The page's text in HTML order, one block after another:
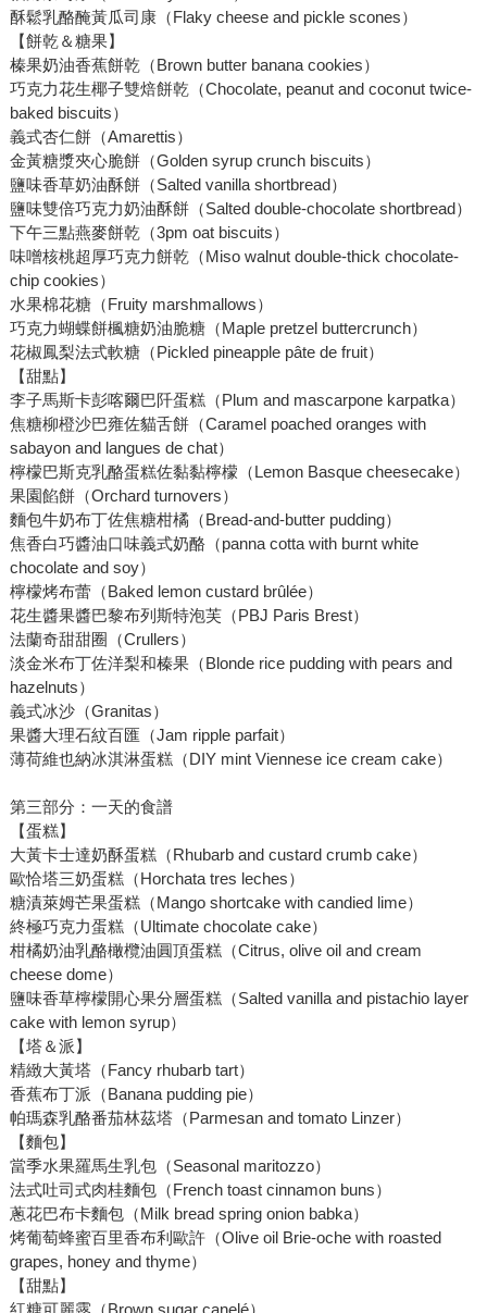
酥鬆乳酪醃黃瓜司康（Flaky cheese and pickle scones）
【餅乾＆糖果】
榛果奶油香蕉餅乾（Brown butter banana cookies）
巧克力花生椰子雙焙餅乾（Chocolate, peanut and coconut twice-
baked biscuits）
義式杏仁餅（Amarettis）
金黃糖漿夾心脆餅（Golden syrup crunch biscuits）
鹽味香草奶油酥餅（Salted vanilla shortbread）
鹽味雙倍巧克力奶油酥餅（Salted double-chocolate shortbread）
下午三點燕麥餅乾（3pm oat biscuits）
味噌核桃超厚巧克力餅乾（Miso walnut double-thick chocolate-
chip cookies）
水果棉花糖（Fruity marshmallows）
巧克力蝴蝶餅楓糖奶油脆糖（Maple pretzel buttercrunch）
花椒鳳梨法式軟糖（Pickled pineapple pâte de fruit）
【甜點】
李子馬斯卡彭喀爾巴阡蛋糕（Plum and mascarpone karpatka）
焦糖柳橙沙巴雍佐貓舌餅（Caramel poached oranges with
sabayon and langues de chat）
檸檬巴斯克乳酪蛋糕佐黏黏檸檬（Lemon Basque cheesecake）
果園餡餅（Orchard turnovers）
麵包牛奶布丁佐焦糖柑橘（Bread-and-butter pudding）
焦香白巧醬油口味義式奶酪（panna cotta with burnt white
chocolate and soy）
檸檬烤布蕾（Baked lemon custard brûlée）
花生醬果醬巴黎布列斯特泡芙（PBJ Paris Brest）
法蘭奇甜甜圈（Crullers）
淡金米布丁佐洋梨和榛果（Blonde rice pudding with pears and
hazelnuts）
義式冰沙（Granitas）
果醬大理石紋百匯（Jam ripple parfait）
薄荷維也納冰淇淋蛋糕（DIY mint Viennese ice cream cake）
第三部分：一天的食譜
【蛋糕】
大黃卡士達奶酥蛋糕（Rhubarb and custard crumb cake）
歐恰塔三奶蛋糕（Horchata tres leches）
糖漬萊姆芒果蛋糕（Mango shortcake with candied lime）
終極巧克力蛋糕（Ultimate chocolate cake）
柑橘奶油乳酪橄欖油圓頂蛋糕（Citrus, olive oil and cream
cheese dome）
鹽味香草檸檬開心果分層蛋糕（Salted vanilla and pistachio layer
cake with lemon syrup）
【塔＆派】
精緻大黃塔（Fancy rhubarb tart）
香蕉布丁派（Banana pudding pie）
帕瑪森乳酪番茄林茲塔（Parmesan and tomato Linzer）
【麵包】
當季水果羅馬生乳包（Seasonal maritozzo）
法式吐司式肉桂麵包（French toast cinnamon buns）
蔥花巴布卡麵包（Milk bread spring onion babka）
烤葡萄蜂蜜百里香布利歐許（Olive oil Brie-oche with roasted
grapes, honey and thyme）
【甜點】
紅糖可麗露（Brown sugar canelé）